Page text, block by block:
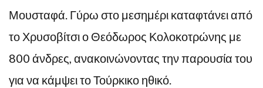
Μουσταφά. Γύρω στο μεσημέρι καταφτάνει από
το Χρυσοβίτσι ο Θεόδωρος Κολοκοτρώνης με
800 άνδρες, ανακοινώνοντας την παρουσία του
για να κάμψει το Τούρκικο ηθικό.